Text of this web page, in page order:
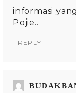
informasi
Pojie..
REPLY